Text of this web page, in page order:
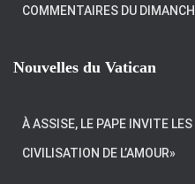
COMMENTAIRES DU
Nouvelles du Vatican
À ASSISE, LE PAPE INVITE
CIVILISATION DE L’AMOUR»